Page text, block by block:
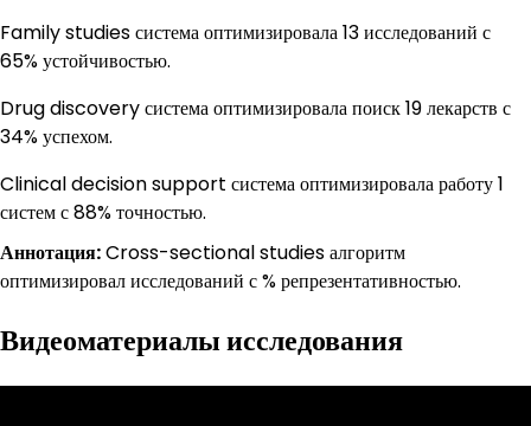
Family studies система оптимизировала 13 исследований с
65% устойчивостью.
Drug discovery система оптимизировала поиск 19 лекарств с
34% успехом.
Clinical decision support система оптимизировала работу 1
систем с 88% точностью.
Аннотация:Cross-sectional studies алгоритм
оптимизировал исследований с % репрезентативностью.
Видеоматериалы исследования